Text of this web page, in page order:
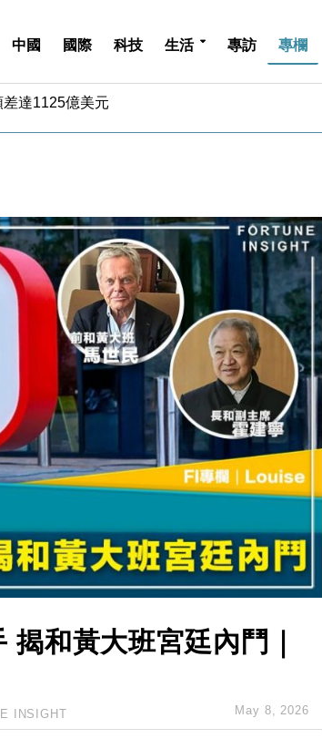
中國 國際 科技 生活 專訪 專欄
達1125億美元
京半島
晶片
差達1125億美元
圓干預創新高
張
司
市場落地
京半島
晶片
25%
和黃大班宮廷內鬥｜
INSIGHT May 8, 2026